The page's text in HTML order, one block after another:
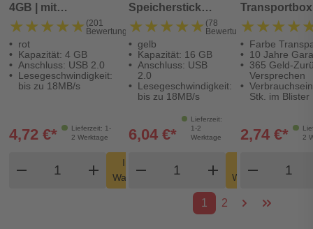
4GB | mit
Schiebemechanismus
★★★★★
★★★★★ (201
Bewertungen)
rot
Kapazität: 4 GB
Anschluss: USB 2.0
Lesegeschwindigkeit:
bis zu 18MB/s
Lieferzeit: 1-
2 Werktage
4,72 €*
remove
Produkt Warenkorb Menge
add
In den
Warenkorb
shopping_cart
Speicherstick
gelb 16GB | mit
Schiebemechanismus
★★★★★
★★★★★ (78
Bewertungen)
gelb
Kapazität: 16 GB
Anschluss: USB
2.0
Lesegeschwindigkeit:
bis zu 18MB/s
Lieferzeit:
1-2
Werktage
6,04 €*
remove add
Warenkorb
shopping_cart
Transportbox
Farbe
10 Jahre
365 Geld-
Versprechen
Stk. im Blister
2
2,74 €*
remove
1 2